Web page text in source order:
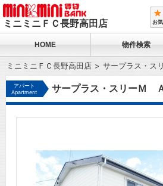
ミニミニＦＣ長野高田店 お
HOME 物件検索
ミニミニＦＣ長野高田店 サープラス・ス
アパート
Apartment
サープラス・スリーＭ